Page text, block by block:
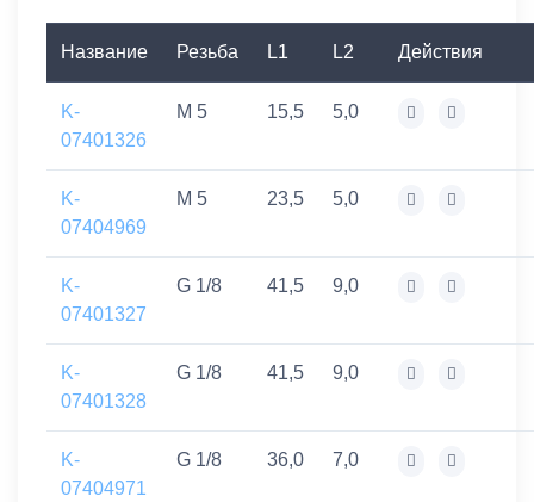
Название Резьба L1 L2 Действия
K-
07401326
M 5 15,5 5,0
K-
07404969
M 5 23,5 5,0
K-
07401327
G 1/8 41,5 9,0
K-
07401328
G 1/8 41,5 9,0
K-
07404971
G 1/8 36,0 7,0